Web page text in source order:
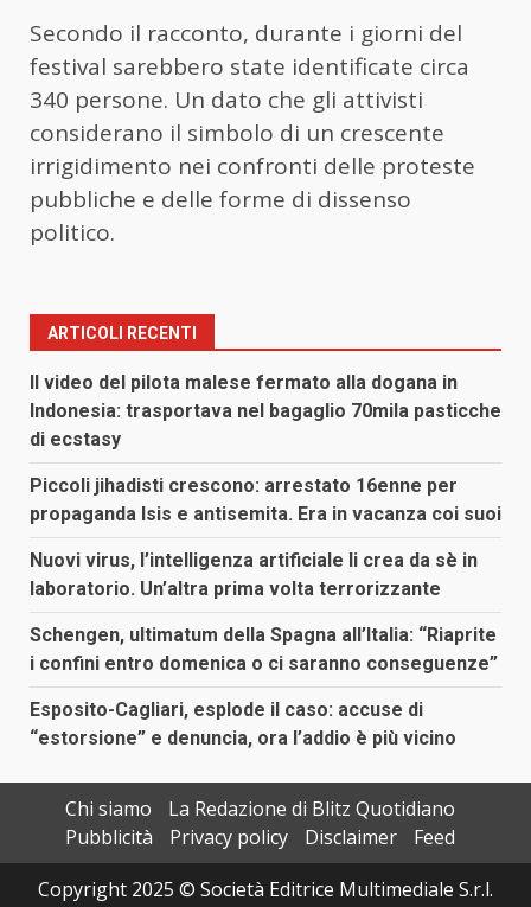
Secondo il racconto, durante i giorni del
festival sarebbero state identificate circa
340 persone. Un dato che gli attivisti
considerano il simbolo di un crescente
irrigidimento nei confronti delle proteste
pubbliche e delle forme di dissenso
politico.
ARTICOLI RECENTI
Il video del pilota malese fermato alla dogana in
Indonesia: trasportava nel bagaglio 70mila pasticche
di ecstasy
Piccoli jihadisti crescono: arrestato 16enne per
propaganda Isis e antisemita. Era in vacanza coi suoi
Nuovi virus, l’intelligenza artificiale li crea da sè in
laboratorio. Un’altra prima volta terrorizzante
Schengen, ultimatum della Spagna all’Italia: “Riaprite
i confini entro domenica o ci saranno conseguenze”
Esposito-Cagliari, esplode il caso: accuse di
“estorsione” e denuncia, ora l’addio è più vicino
Chi siamo
La Redazione di Blitz Quotidiano
Pubblicità
Privacy policy Disclaimer
Feed
Copyright 2025 © Società Editrice Multimediale S.r.l.